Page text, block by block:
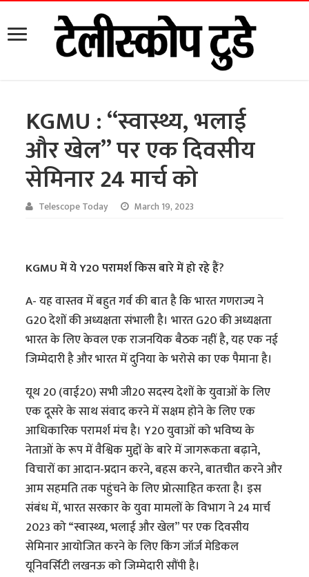
KGMU : “स्वास्थ्य, भलाई
और खेल” पर एक दिवसीय
सेमिनार 24 मार्च को
Telescope Today March 19, 2023
KGMU में ये Y20 परामर्श किस बारे में हो रहे हैं?
A- यह वास्तव में बहुत गर्व की बात है कि भारत गणराज्य ने
G20 देशों की अध्यक्षता संभाली है। भारत G20 की अध्यक्षता
भारत के लिए केवल एक राजनयिक बैठक नहीं है, यह एक नई
जिम्मेदारी है और भारत में दुनिया के भरोसे का एक पैमाना है।
यूथ 20 (वाई20) सभी जी20 सदस्य देशों के युवाओं के लिए
एक दूसरे के साथ संवाद करने में सक्षम होने के लिए एक
आधिकारिक परामर्श मंच है। Y20 युवाओं को भविष्य के
नेताओं के रूप में वैश्विक मुद्दों के बारे में जागरूकता बढ़ाने,
विचारों का आदान-प्रदान करने, बहस करने, बातचीत करने और
आम सहमति तक पहुंचने के लिए प्रोत्साहित करता है। इस
संबंध में, भारत सरकार के युवा मामलों के विभाग ने 24 मार्च
2023 को “स्वास्थ्य, भलाई और खेल” पर एक दिवसीय
सेमिनार आयोजित करने के लिए किंग जॉर्ज मेडिकल
यूनिवर्सिटी लखनऊ को जिम्मेदारी सौंपी है।